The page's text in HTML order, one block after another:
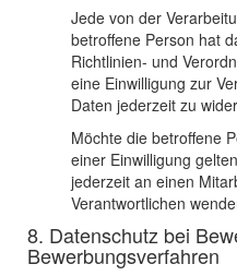
Jede von der
betroffene Person hat
Richtlinien- und
eine Einwilligung zur
Daten jederzeit zu
Möchte die betroffene
einer Einwilligung
jederzeit an einen
Verantwortlichen
8. Datenschutz bei
Bewerbungsverfahren